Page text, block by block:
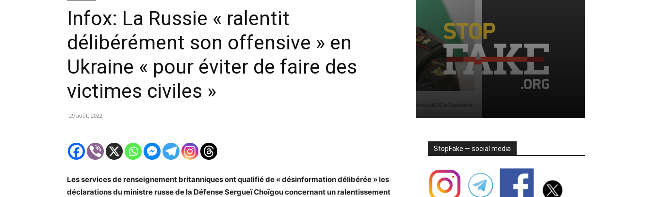
Infox: La Russie « ralentit
délibérément son offensive » en
Ukraine « pour éviter de faire des
victimes civiles »
29 août, 2022
Les services de renseignement britanniques ont qualifié de « désinformation délibérée » les
déclarations du ministrerusse de la Défense SergueïChoïgou concernant un ralentissement
StopFake — social media